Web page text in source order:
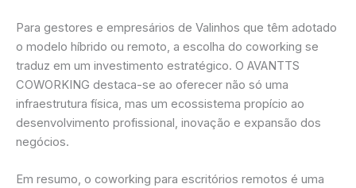
Para gestores e empresários de Valinhos que têm adotado
o modelo híbrido ou remoto, a escolha do coworking se
traduz em um investimento estratégico. O AVANTTS
COWORKING destaca-se ao oferecer não só uma
infraestrutura física, mas um ecossistema propício ao
desenvolvimento profissional, inovação e expansão dos
negócios.
Em resumo, o coworking para escritórios remotos é uma